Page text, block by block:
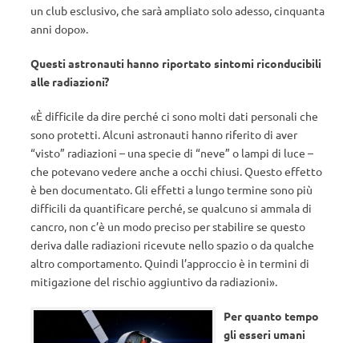
un club esclusivo, che sarà ampliato solo adesso, cinquanta
anni dopo».
Questi astronauti hanno riportato sintomi riconducibili
alle radiazioni?
«È difficile da dire perché ci sono molti dati personali che
sono protetti. Alcuni astronauti hanno riferito di aver
“visto” radiazioni – una specie di “neve” o lampi di luce –
che potevano vedere anche a occhi chiusi. Questo effetto
è ben documentato. Gli effetti a lungo termine sono più
difficili da quantificare perché, se qualcuno si ammala di
cancro, non c’è un modo preciso per stabilire se questo
deriva dalle radiazioni ricevute nello spazio o da qualche
altro comportamento. Quindi l’approccio è in termini di
mitigazione del rischio aggiuntivo da radiazioni».
Per quanto tempo
gli esseri umani